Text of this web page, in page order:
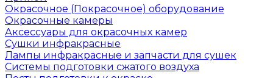
Окрасочное (Покрасочное) оборудование
Окрасочные камеры
Аксессуары для окрасочных камер
Сушки инфракрасные
Лампы инфракрасные и запчасти для сушек
Системы подготовки сжатого воздуха